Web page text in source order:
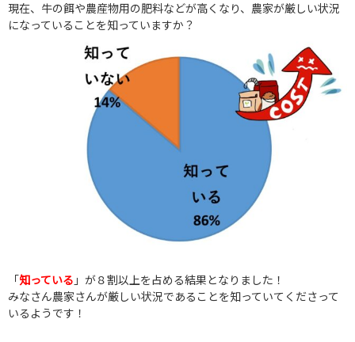
現在、牛の餌や農産物用の肥料などが高くなり、農家が厳しい状況
になっていることを知っていますか？
「知っている 」が８割以上を占める結果となりました！
みなさん農家さんが厳しい状況であることを知っていてくださって
いるようです！